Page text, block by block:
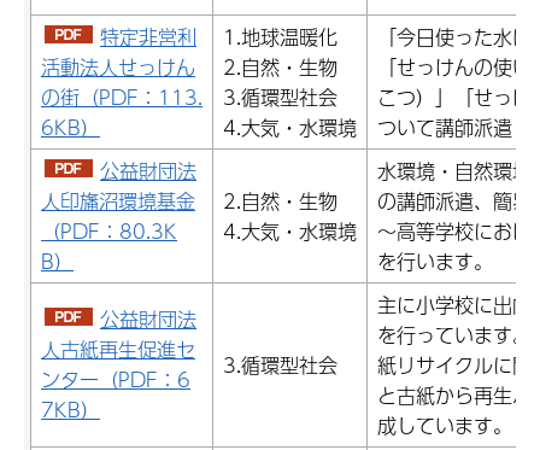
特定非営利
活動法人せっけん
の街（PDF：113.
6KB）
1.地球温暖化
2.自然・生物
3.循環型社会
4.大気・水環境
「今日使った水
「せっけんの使
こつ）」「せっ
ついて講師派遣
公益財団法
人印旛沼環境基金
（PDF：80.3K
B）
2.自然・生物
4.大気・水環境
水環境・自然環
の講師派遣、簡
～高等学校にお
を行います。
公益財団法
人古紙再生促進セ
ンター（PDF：6
7KB）
3.循環型社会
主に小学校に出
を行っています。
紙リサイクルに
と古紙から再生
成しています。